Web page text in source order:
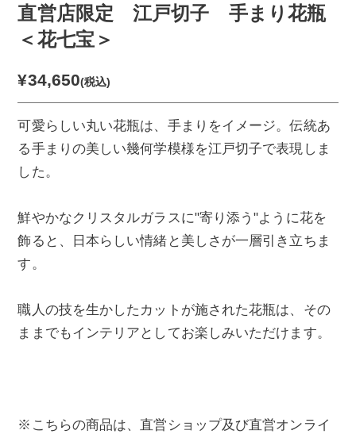
直営店限定 江戸切子 手まり花瓶
＜花七宝＞
¥34,650(税込)
可愛らしい丸い花瓶は、手まりをイメージ。伝統あ
る手まりの美しい幾何学模様を江戸切子で表現しま
した。
鮮やかなクリスタルガラスに"寄り添う"ように花を
飾ると、日本らしい情緒と美しさが一層引き立ちま
す。
職人の技を生かしたカットが施された花瓶は、その
ままでもインテリアとしてお楽しみいただけます。
※こちらの商品は、直営ショップ及び直営オンライ